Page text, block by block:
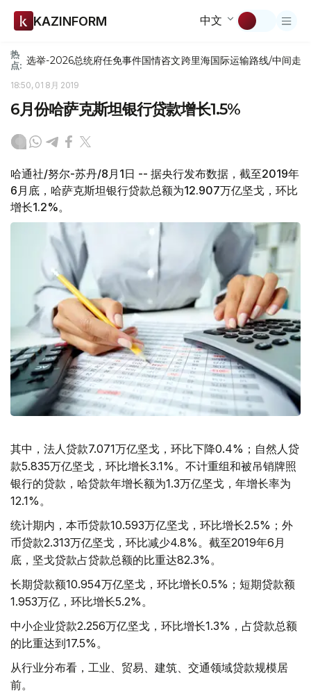
KAZINFORM 中文
热
点: 选举-2026总统府任免事件国情咨文跨里海国际运输路线/中间走廊
18:50, 01 8月 2019
6月份哈萨克斯坦银行贷款增长1.5%
哈通社/努尔-苏丹/8月1日 -- 据央行发布数据，截至2019年
6月底，哈萨克斯坦银行贷款总额为12.907万亿坚戈，环比
增长1.2%。
其中，法人贷款7.071万亿坚戈，环比下降0.4%；自然人贷
款5.835万亿坚戈，环比增长3.1%。不计重组和被吊销牌照
银行的贷款，哈贷款年增长额为1.3万亿坚戈，年增长率为
12.1%。
统计期内，本币贷款10.593万亿坚戈，环比增长2.5%；外
币贷款2.313万亿坚戈，环比减少4.8%。截至2019年6月
底，坚戈贷款占贷款总额的比重达82.3%。
长期贷款额10.954万亿坚戈，环比增长0.5%；短期贷款额
1.953万亿，环比增长5.2%。
中小企业贷款2.256万亿坚戈，环比增长1.3%，占贷款总额
的比重达到17.5%。
从行业分布看，工业、贸易、建筑、交通领域贷款规模居
前。